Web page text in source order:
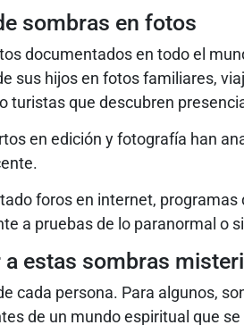
sombras en fotos
documentados en todo el
sus hijos en fotos familiares,
turistas que descubren
en edición y fotografía han
foros en internet,
a pruebas de lo paranormal o
a estas sombras
cada persona. Para algunos,
de un mundo espiritual que